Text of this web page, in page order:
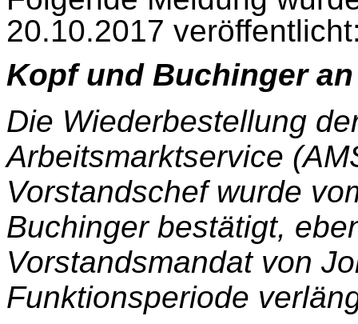
20.10.2017
Kopf und Buchinger
Die Wiederbestellung
Arbeitsmarktservice
Vorstandschef wurde
Buchinger bestätigt,
Vorstandsmandat von
Funktionsperiode